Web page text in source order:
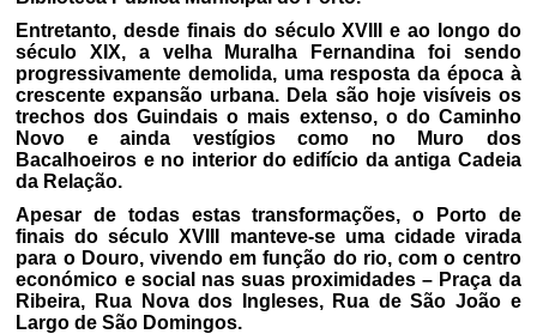
Entretanto, desde finais do século XVIII e ao longo do
século XIX, a velha Muralha Fernandina foi sendo
progressivamente demolida, uma resposta da época à
crescente expansão urbana. Dela são hoje visíveis os
trechos dos Guindais o mais extenso, o do Caminho
Novo e ainda vestígios como no Muro dos
Bacalhoeiros e no interior do edifício da antiga Cadeia
da Relação.
Apesar de todas estas transformações, o Porto de
finais do século XVIII manteve-se uma cidade virada
para o Douro, vivendo em função do rio, com o centro
económico e social nas suas proximidades – Praça da
Ribeira, Rua Nova dos Ingleses, Rua de São João e
Largo de São Domingos.